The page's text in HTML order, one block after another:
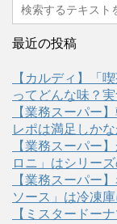
最近の投稿
【カルディ】「
ってどんな味？
【業務スーパー
レポは満足しかな
【業務スーパー
ロニ」はシリー
【業務スーパー
ソース」は冷凍
【ミスタードー